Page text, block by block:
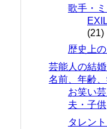
歌手・
(21)
歴史上
芸能人の結
名前、年齢
お笑い
夫・子供
タレン